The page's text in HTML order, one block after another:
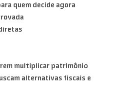
quem decide agora
multiplicar patrimônio
alternativas fiscais e